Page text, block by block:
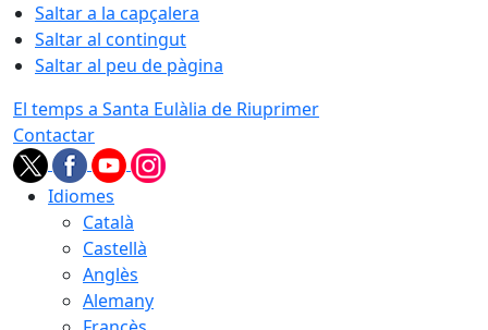
Saltar a la capçalera
Saltar al contingut
Saltar al peu de pàgina
El temps a Santa Eulàlia de Riuprimer
Contactar
Idiomes
Català
Castellà
Anglès
Alemany